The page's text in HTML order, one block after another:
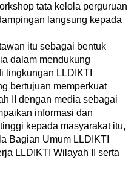
tata kelola perguruan
langsung kepada
itu sebagai bentuk
dalam mendukung
lingkungan LLDIKTI
bertujuan memperkuat
II dengan media sebagai
informasi dan
kepada masyarakat itu,
Bagian Umum LLDIKTI
LLDIKTI Wilayah II serta